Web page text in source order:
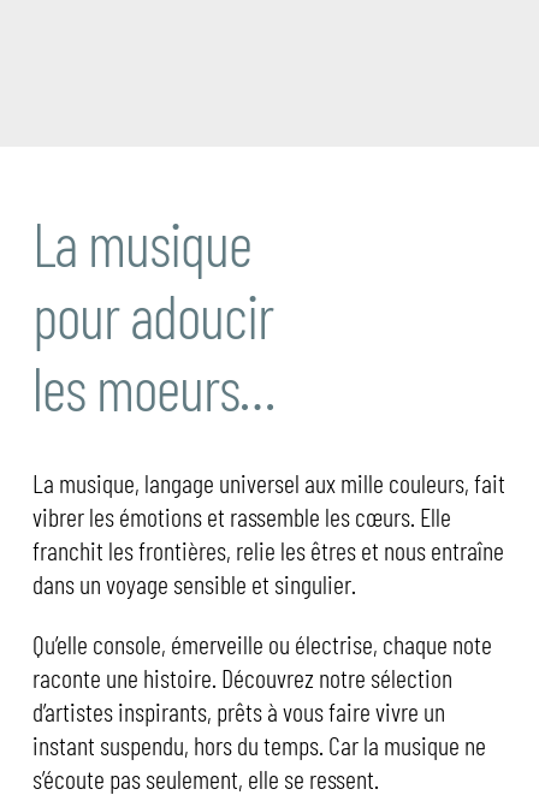
La musique
pour adoucir
les moeurs…
La musique, langage universel aux mille couleurs, fait
vibrer les émotions et rassemble les cœurs. Elle
franchit les frontières, relie les êtres et nous entraîne
dans un voyage sensible et singulier.
Qu’elle console, émerveille ou électrise, chaque note
raconte une histoire. Découvrez notre sélection
d’artistes inspirants, prêts à vous faire vivre un
instant suspendu, hors du temps. Car la musique ne
s’écoute pas seulement, elle se ressent.